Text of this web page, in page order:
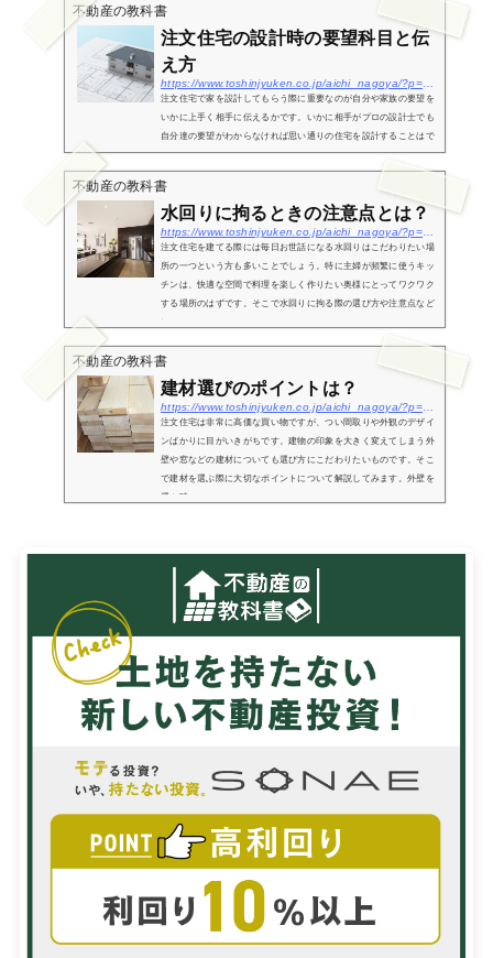
不動産の教科書
注文住宅の設計時の要望科目と伝
え方
注文住宅で家を設計してもらう際に重要なのが自分や家族の要望を
いかに上手く相手に伝えるかです。いかに相手がプロの設計士でも
自分達の要望がわからなければ思い通りの住宅を設計することはで
きません。そこで今回は注文住宅の設計時における要望を科目ごと
に整理...
不動産の教科書
水回りに拘るときの注意点とは？
注文住宅を建てる際には毎日お世話になる水回りはこだわりたい場
所の一つという方も多いことでしょう。特に主婦が頻繁に使うキッ
チンは、快適な空間で料理を楽しく作りたい奥様にとってワクワク
する場所のはずです。そこで水回りに拘る際の選び方や注意点など
につい...
不動産の教科書
建材選びのポイントは？
注文住宅は非常に高価な買い物ですが、つい間取りや外観のデザイ
ンばかりに目がいきがちです。建物の印象を大きく変えてしまう外
壁や窓などの建材についても選び方にこだわりたいものです。そこ
で建材を選ぶ際に大切なポイントについて解説してみます。外壁を
選ぶ時...